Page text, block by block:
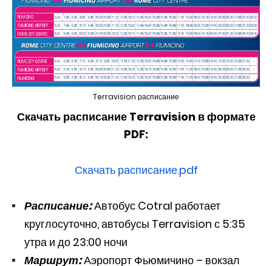
Terravision расписание
Скачать расписание Terravision в формате
PDF:
Скачать расписание.pdf
Расписание:Автобус Cotral работает
круглосуточно, автобусы Terravision с 5:35
утра и до 23:00 ночи
Маршрут:Аэропорт Фьюмичино – вокзал